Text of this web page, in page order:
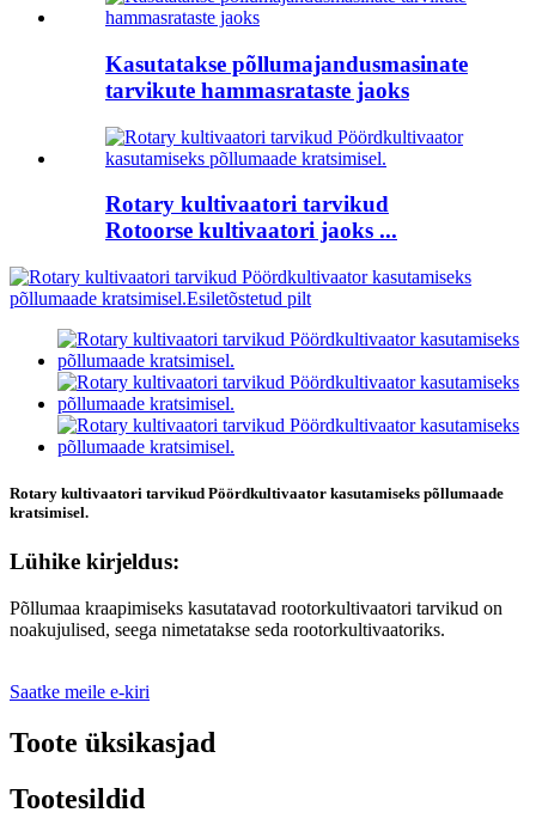
Kasutatakse põllumajandusmasinate
tarvikute hammasrataste jaoks
Rotary kultivaatori tarvikud
Rotoorse kultivaatori jaoks ...
Rotary kultivaatori tarvikud Pöördkultivaator kasutamiseks põllumaade
kratsimisel.
Lühike kirjeldus:
Põllumaa kraapimiseks kasutatavad rootorkultivaatori tarvikud on
noakujulised, seega nimetatakse seda rootorkultivaatoriks.
Saatke meile e-kiri
Toote üksikasjad
Tootesildid